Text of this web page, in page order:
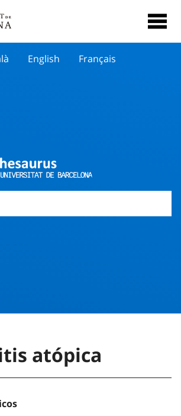
English Français
atópica